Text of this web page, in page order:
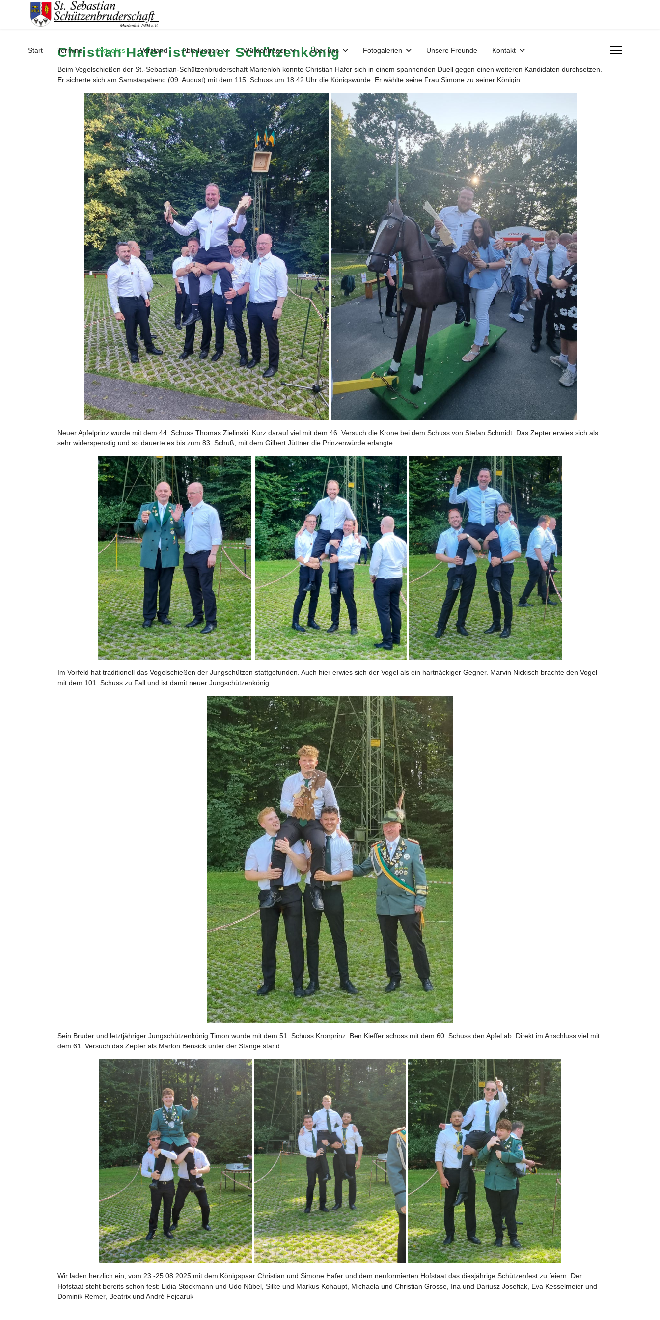
Start Termine Aktuelles Vorstand Abteilungen Würdenträger Über uns Fotogalerien Unsere Freunde Kontakt
Christian Hafer ist neuer Schützenkönig
Beim Vogelschießen der St.-Sebastian-Schützenbruderschaft Marienloh konnte Christian Hafer sich in einem spannenden Duell gegen einen weiteren Kandidaten durchsetzen.
Er sicherte sich am Samstagabend (09. August) mit dem 115. Schuss um 18.42 Uhr die Königswürde. Er wählte seine Frau Simone zu seiner Königin.
Neuer Apfelprinz wurde mit dem 44. Schuss Thomas Zielinski. Kurz darauf viel mit dem 46. Versuch die Krone bei dem Schuss von Stefan Schmidt. Das Zepter erwies sich als
sehr widerspenstig und so dauerte es bis zum 83. Schuß, mit dem Gilbert Jüttner die Prinzenwürde erlangte.
Im Vorfeld hat traditionell das Vogelschießen der Jungschützen stattgefunden. Auch hier erwies sich der Vogel als ein hartnäckiger Gegner. Marvin Nickisch brachte den Vogel
mit dem 101. Schuss zu Fall und ist damit neuer Jungschützenkönig.
Sein Bruder und letztjähriger Jungschützenkönig Timon wurde mit dem 51. Schuss Kronprinz. Ben Kieffer schoss mit dem 60. Schuss den Apfel ab. Direkt im Anschluss viel mit
dem 61. Versuch das Zepter als Marlon Bensick unter der Stange stand.
Wir laden herzlich ein, vom 23.-25.08.2025 mit dem Königspaar Christian und Simone Hafer und dem neuformierten Hofstaat das diesjährige Schützenfest zu feiern. Der
Hofstaat steht bereits schon fest: Lidia Stockmann und Udo Nübel, Silke und Markus Kohaupt, Michaela und Christian Grosse, Ina und Dariusz Josefiak, Eva Kesselmeier und
Dominik Remer, Beatrix und André Fejcaruk